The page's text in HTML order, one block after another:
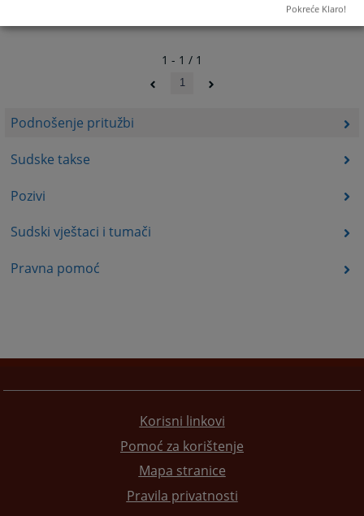
Podnošenje pritužbi
Sudske takse
Pozivi
Sudski vještaci i tumači
Pravna pomoć
1 - 1 / 1
1
Korisni linkovi
Pomoć za korištenje
Mapa stranice
Pravila privatnosti
Pokreće Klaro!